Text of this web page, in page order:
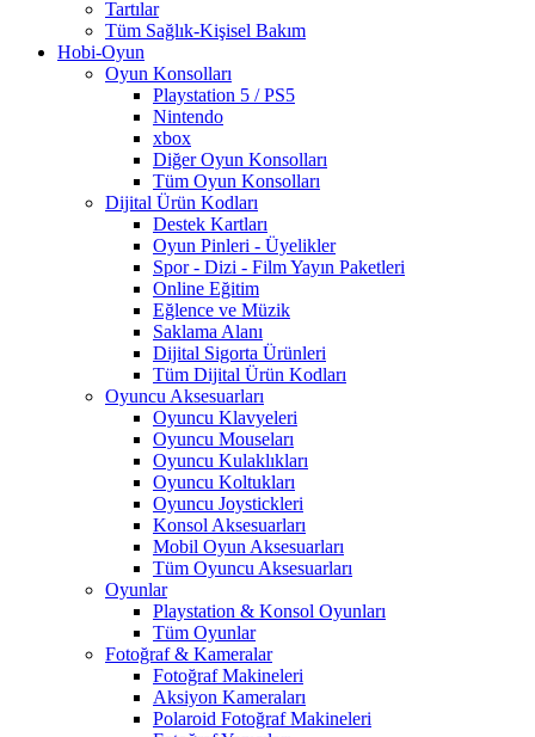
Tartılar
Tüm Sağlık-Kişisel Bakım
Hobi-Oyun
Oyun Konsolları
Playstation 5 / PS5
Nintendo
xbox
Diğer Oyun Konsolları
Tüm Oyun Konsolları
Dijital Ürün Kodları
Destek Kartları
Oyun Pinleri - Üyelikler
Spor - Dizi - Film Yayın Paketleri
Online Eğitim
Eğlence ve Müzik
Saklama Alanı
Dijital Sigorta Ürünleri
Tüm Dijital Ürün Kodları
Oyuncu Aksesuarları
Oyuncu Klavyeleri
Oyuncu Mouseları
Oyuncu Kulaklıkları
Oyuncu Koltukları
Oyuncu Joystickleri
Konsol Aksesuarları
Mobil Oyun Aksesuarları
Tüm Oyuncu Aksesuarları
Oyunlar
Playstation & Konsol Oyunları
Tüm Oyunlar
Fotoğraf & Kameralar
Fotoğraf Makineleri
Aksiyon Kameraları
Polaroid Fotoğraf Makineleri